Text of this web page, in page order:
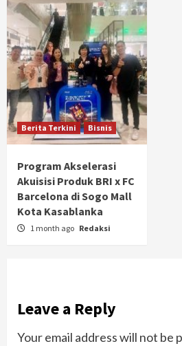
Berita Terkini Bisnis
Program Akselerasi
Akuisisi Produk BRI x FC
Barcelona di Sogo Mall
Kota Kasablanka
1 month ago Redaksi
Leave a Reply
Your email address will not be